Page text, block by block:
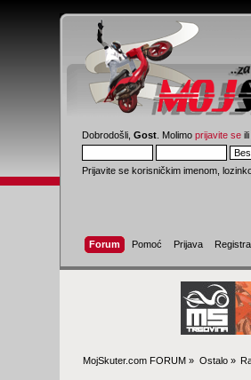
Dobrodošli,Gost . Molimoprijavite se
Prijavite se korisničkim imenom,
Forum Pomoć Prijava
MojSkuter.com FORUM » Ostalo»